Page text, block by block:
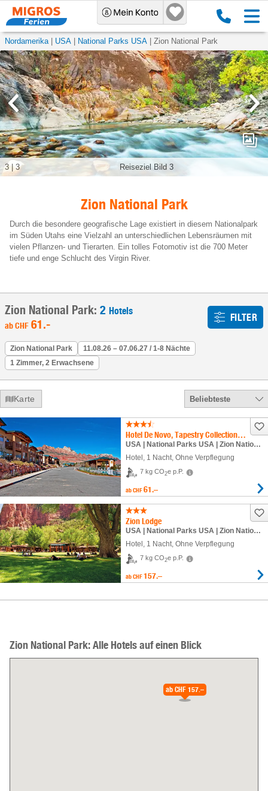
Nordamerika USA National Parks USA Zion National Park
Reiseziel Bild 3
3|3
Zion National Park
Durch die besondere geografische Lage existiert in diesem Nationalpark
im Süden Utahs eine Vielzahl an unterschiedlichen Lebensräumen mit
vielen Pflanzen- und Tierarten. Ein tolles Fotomotiv ist die 700 Meter
tiefe und enge Schlucht des Virgin River.
Zion National Park: 2 Hotels
abCHF 61.- FILTER
Zion National Park
11.08.26 – 07.06.27 / 1-8 Nächte
1 Zimmer, 2 Erwachsene
Karte Beliebteste
Hotel De Novo, Tapestry Collection by Hilton
USA | National Parks USA | Zion National Park
Hotel , 1 Nacht, Ohne Verpflegung
7 kg CO2e p.P.
ab CHF 61.–
Zion Lodge
USA | National Parks USA | Zion National Park
Hotel 1 Nacht, Ohne Verpflegung
7 kg CO2e p.P.
ab CHF 157.–
Zion National Park: Alle Hotels auf einen Blick
ab CHF 157.–